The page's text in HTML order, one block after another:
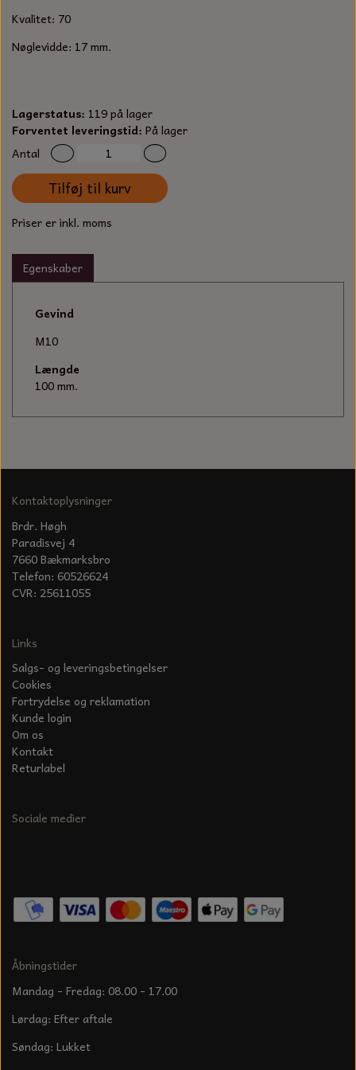
DYBEL
TÆNDRØR
SPÆNDEBÅND
BENSINSLANGE OG FILTRE
UNIVERSAL KABLER OG TILBEHØR
UNIVERSAL REMSKIVER OG STYRERULLER
STIKSAV KLINGER
ARBEJDSLYS
MEJSLER
VÆRKTØJSSÆT
Kvalitet: 70
Nøglevidde: 17 mm.
Lagerstatus: 119 på lager
Forventet leveringstid: På lager
Antal
Tilføj til kurv
Priser er inkl. moms
Egenskaber
Gevind
M10
Længde
100 mm.
Kontaktoplysninger
Brdr. Høgh
Paradisvej 4
7660 Bækmarksbro
Telefon: 60526624
CVR: 25611055
Links
Salgs- og leveringsbetingelser
Cookies
Fortrydelse og reklamation
Kunde login
Om os
Kontakt
Returlabel
Sociale medier
Åbningstider
Mandag - Fredag: 08.00 - 17.00
Lørdag: Efter aftale
Søndag: Lukket